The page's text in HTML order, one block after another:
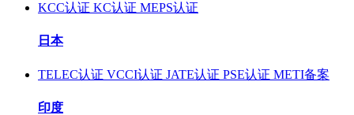
KCC认证 KC认证 MEPS认证
日本
TELEC认证 VCCI认证 JATE认证 PSE认证 METI备案
印度